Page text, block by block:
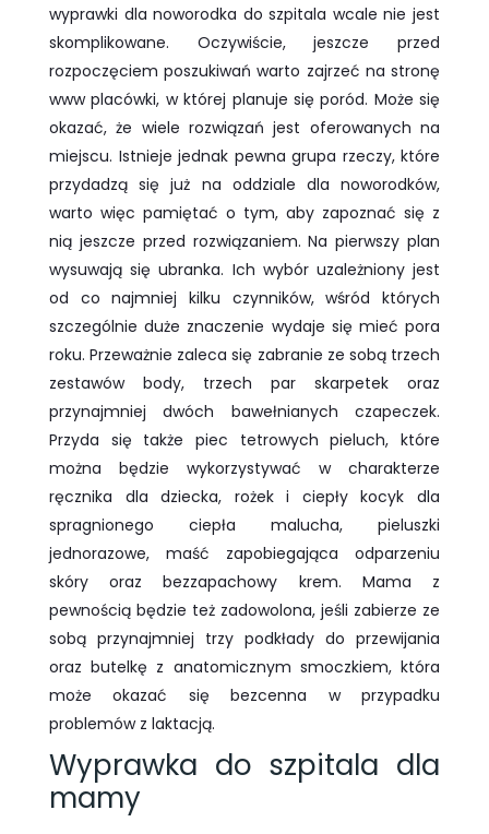
wyprawki dla noworodka do szpitala wcale nie jest
skomplikowane. Oczywiście, jeszcze przed
rozpoczęciem poszukiwań warto zajrzeć na stronę
www placówki, w której planuje się poród. Może się
okazać, że wiele rozwiązań jest oferowanych na
miejscu. Istnieje jednak pewna grupa rzeczy, które
przydadzą się już na oddziale dla noworodków,
warto więc pamiętać o tym, aby zapoznać się z
nią jeszcze przed rozwiązaniem. Na pierwszy plan
wysuwają się ubranka. Ich wybór uzależniony jest
od co najmniej kilku czynników, wśród których
szczególnie duże znaczenie wydaje się mieć pora
roku. Przeważnie zaleca się zabranie ze sobą trzech
zestawów body, trzech par skarpetek oraz
przynajmniej dwóch bawełnianych czapeczek.
Przyda się także piec tetrowych pieluch, które
można będzie wykorzystywać w charakterze
ręcznika dla dziecka, rożek i ciepły kocyk dla
spragnionego ciepła malucha, pieluszki
jednorazowe, maść zapobiegająca odparzeniu
skóry oraz bezzapachowy krem. Mama z
pewnością będzie też zadowolona, jeśli zabierze ze
sobą przynajmniej trzy podkłady do przewijania
oraz butelkę z anatomicznym smoczkiem, która
może okazać się bezcenna w przypadku
problemów z laktacją.
Wyprawka do szpitala dla
mamy